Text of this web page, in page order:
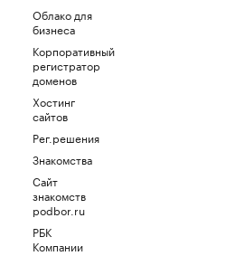
Облако для
бизнеса
Корпоративный
регистратор
доменов
Хостинг
сайтов
Рег.решения
Знакомства
Сайт
знакомств
podbor.ru
РБК
Компании